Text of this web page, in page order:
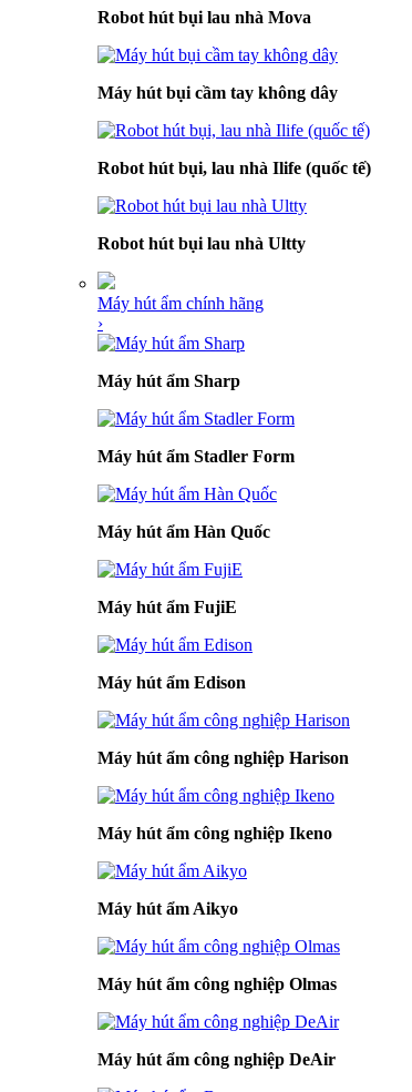
Robot hút bụi lau nhà Mova
Máy hút bụi cầm tay không dây
Robot hút bụi, lau nhà Ilife (quốc tế)
Robot hút bụi lau nhà Ultty
Máy hút ẩm chính hãng
›
Máy hút ẩm Sharp
Máy hút ẩm Stadler Form
Máy hút ẩm Hàn Quốc
Máy hút ẩm FujiE
Máy hút ẩm Edison
Máy hút ẩm công nghiệp Harison
Máy hút ẩm công nghiệp Ikeno
Máy hút ẩm Aikyo
Máy hút ẩm công nghiệp Olmas
Máy hút ẩm công nghiệp DeAir